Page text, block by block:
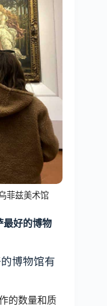
菲兹美术馆
最好的博物
博物馆有
的数量和质